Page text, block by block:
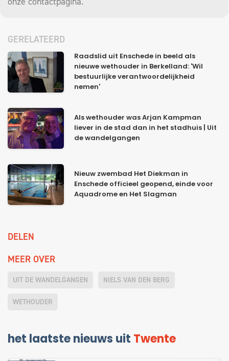
GERELATEERD
Raadslid uit Enschede in beeld als
nieuwe wethouder in Berkelland: 'Wil
bestuurlijke verantwoordelijkheid
nemen'
Als wethouder was Arjan Kampman
liever in de stad dan in het stadhuis | Uit
de wandelgangen
Nieuw zwembad Het Diekman in
Enschede officieel geopend, einde voor
Aquadrome en Het Slagman
DELEN
MEER OVER
UIT DE WANDELGANGEN NIELS VAN DEN BERG
WETHOUDER
het laatste nieuws uit Twente